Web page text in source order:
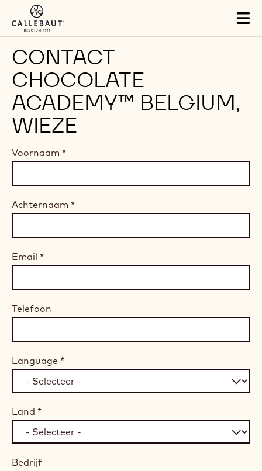
Skip to main content
CONTACT
CHOCOLATE
ACADEMY™ BELGIUM,
WIEZE
Voornaam *
Achternaam *
Email *
Telefoon
Language *
Land *
Bedrijf